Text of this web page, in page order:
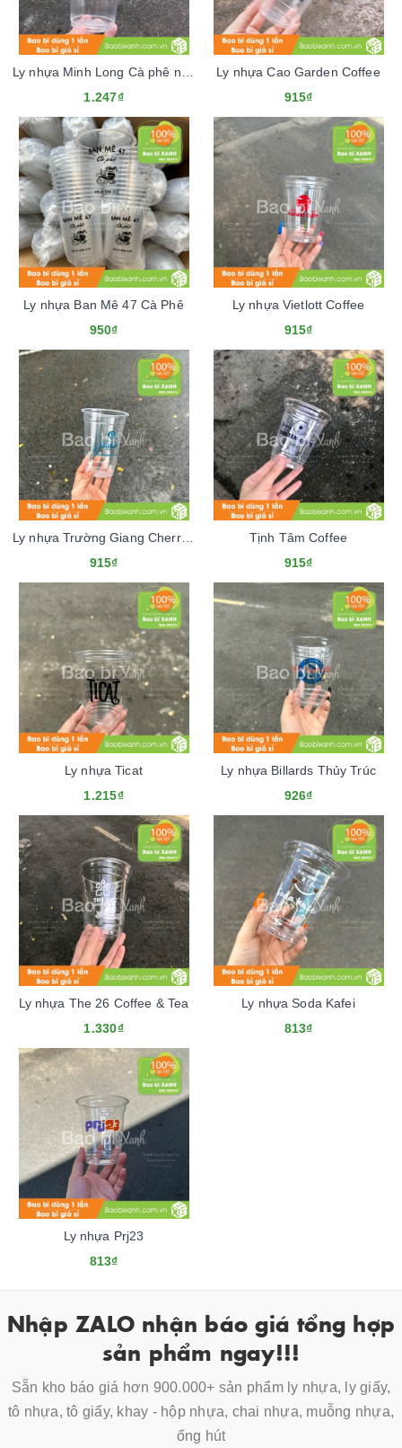
1.247₫
Ly nhựa Cao Garden Coffee
915₫
Ly nhựa Ban Mê 47 Cà Phê
950₫
Ly nhựa Vietlott Coffee
915₫
Ly nhựa Trường Giang Cherry Coffee
915₫
Tịnh Tâm Coffee
915₫
Ly nhựa Ticat
1.215₫
Ly nhựa Billards Thủy Trúc
926₫
Ly nhựa The 26 Coffee & Tea
1.330₫
Ly nhựa Soda Kafei
813₫
Ly nhựa Prj23
813₫
Nhập ZALO nhận báo giá tổng hợp
sản phẩm ngay!!!
Sẵn kho báo giá hơn 900.000+ sản phẩm ly nhựa, ly giấy,
tô nhựa, tô giấy, khay - hộp nhựa, chai nhựa, muỗng nhựa,
ống hút